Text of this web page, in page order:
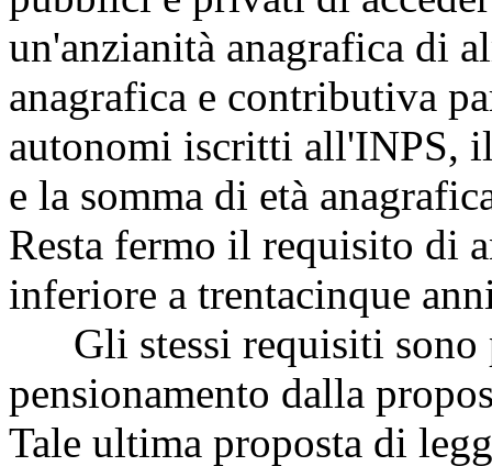
un'anzianità anagrafica di
anagrafica e contributiva
autonomi iscritti all'INPS,
e la somma di età
Resta fermo il requisito di
inferiore a trentacinque
Gli stessi requisiti sono
pensionamento dalla
Tale ultima proposta di